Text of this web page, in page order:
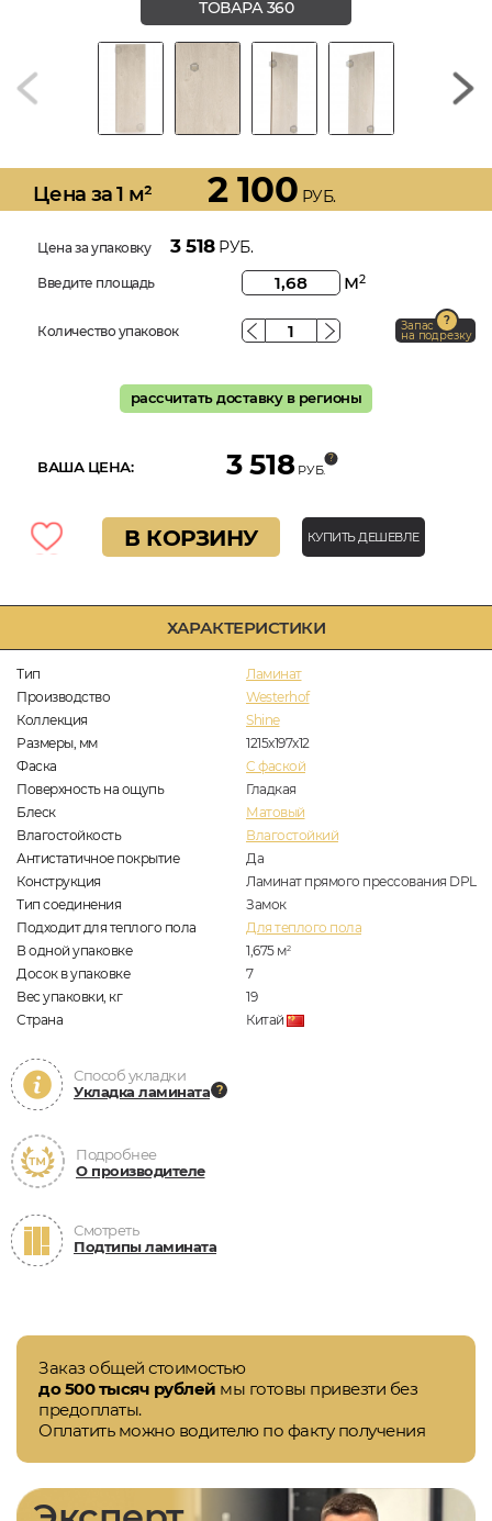
ХАРАКТЕРИСТИКИ
Тип
Ламинат
Производство
Westerhof
Коллекция
Shine
Размеры, мм
1215x197x12
Фаска
C фаской
Поверхность на ощупь
Гладкая
Блеск
Матовый
Влагостойкость
Влагостойкий
Антистатичное покрытие
Да
Конструкция
Ламинат прямого прессования DPL
Тип соединения
Замок
Подходит для теплого пола
Для теплого пола
В одной упаковке
1,675 м2
Досок в упаковке
7
Вес упаковки, кг
19
Страна
Китай
Способ укладки
Укладка ламината
Подробнее
О производителе
Смотреть
Подтипы ламината
ТОВАРА 360
Цена за 1 м² 2 100 РУБ.
Цена за упаковку 3 518РУБ.
Введите площадь м2
Количество упаковок Запас
на подрезку
рассчитать доставку в регионы
ВАША ЦЕНА: 3 518 РУБ.
В КОРЗИНУ КУПИТЬ ДЕШЕВЛЕ
Заказ общей стоимостью
до 500 тысяч рублей мы готовы привезти без
предоплаты.
Оплатить можно водителю по факту получения